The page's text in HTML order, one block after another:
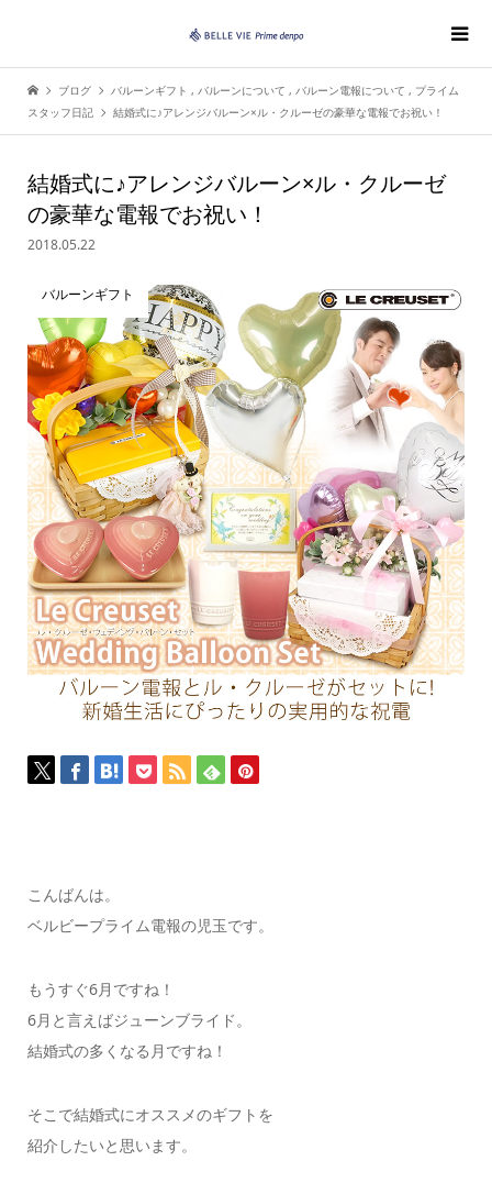
ブログ バルーンギフト , バルーンについて , バルーン電報について , プライム
スタッフ日記
結婚式に♪アレンジバルーン×ル・クルーゼの豪華な電報でお祝い！
結婚式に♪アレンジバルーン×ル・クルーゼ
の豪華な電報でお祝い！
2018.05.22
バルーンギフト
こんばんは。
ベルビープライム電報の児玉です。
もうすぐ6月ですね！
6月と言えばジューンブライド。
結婚式の多くなる月ですね！
そこで結婚式にオススメのギフトを
紹介したいと思います。